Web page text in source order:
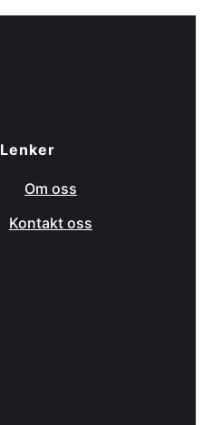
Lenker
Om oss
Kontakt oss